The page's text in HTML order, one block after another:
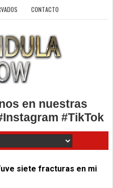
CONTACTO
en nuestras
#TikTok
siete fracturas en mi